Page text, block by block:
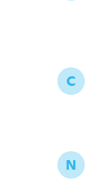
C
N